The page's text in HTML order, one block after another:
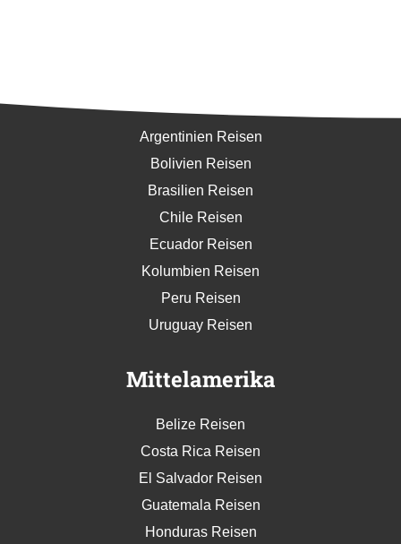
Argentinien Reisen
Bolivien Reisen
Brasilien Reisen
Chile Reisen
Ecuador Reisen
Kolumbien Reisen
Peru Reisen
Uruguay Reisen
Mittelamerika
Belize Reisen
Costa Rica Reisen
El Salvador Reisen
Guatemala Reisen
Honduras Reisen